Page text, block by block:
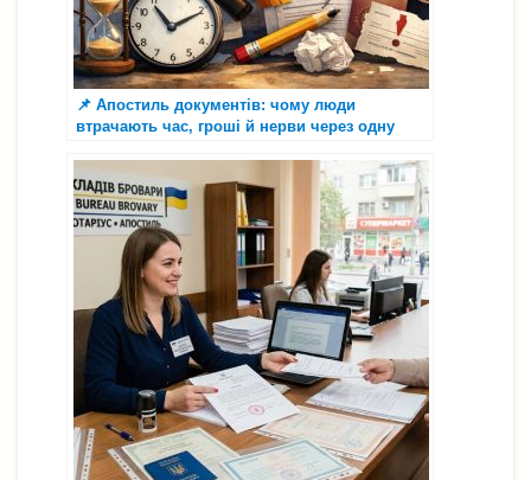
📌 Апостиль документів: чому люди
втрачають час, гроші й нерви через одну